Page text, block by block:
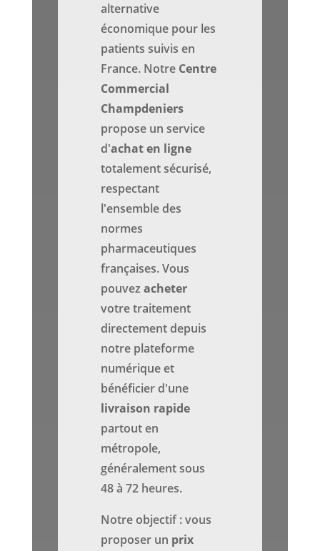
alternative
économique pour les
patients suivis en
France. Notre Centre
Commercial
Champdeniers
propose un service
d'achat en ligne
totalement sécurisé,
respectant
l'ensemble des
normes
pharmaceutiques
françaises. Vous
pouvezacheter
votre traitement
directement depuis
notre plateforme
numérique et
bénéficier d'une
livraison rapide
partout en
métropole,
généralement sous
48 à 72 heures.
Notre objectif : vous
proposer un prix